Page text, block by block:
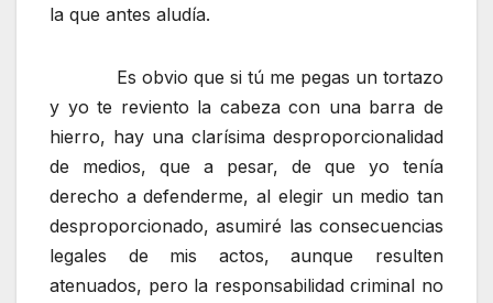
la que antes aludía.
Es obvio que si tú me pegas un tortazo
y yo te reviento la cabeza con una barra de
hierro, hay una clarísima desproporcionalidad
de medios, que a pesar, de que yo tenía
derecho a defenderme, al elegir un medio tan
desproporcionado, asumiré las consecuencias
legales de mis actos, aunque resulten
atenuados, pero la responsabilidad criminal no